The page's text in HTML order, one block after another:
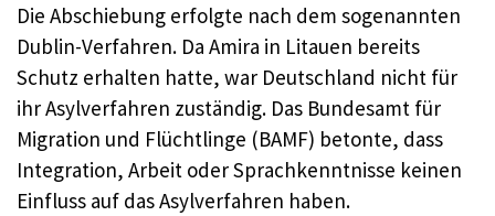
Die Abschiebung erfolgte nach dem sogenannten
Dublin-Verfahren. Da Amira in Litauen bereits
Schutz erhalten hatte, war Deutschland nicht für
ihr Asylverfahren zuständig. Das Bundesamt für
Migration und Flüchtlinge (BAMF) betonte, dass
Integration, Arbeit oder Sprachkenntnisse keinen
Einfluss auf das Asylverfahren haben.